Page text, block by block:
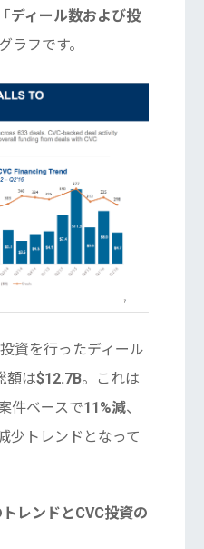
ディール数および投
ラフです。
資を行ったディール
額は$12.7B。これは
件ベースで11%減、
少トレンドとなって
レンドとCVC投資の